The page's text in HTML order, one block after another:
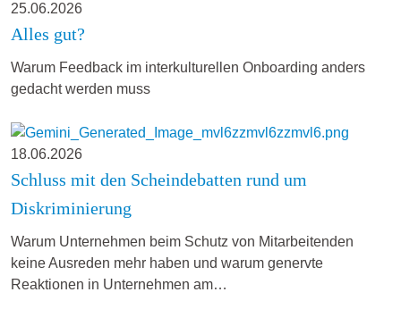
25.06.2026
Alles gut?
Warum Feedback im interkulturellen Onboarding anders
gedacht werden muss
18.06.2026
Schluss mit den Scheindebatten rund um
Diskriminierung
Warum Unternehmen beim Schutz von Mitarbeitenden
keine Ausreden mehr haben und warum genervte
Reaktionen in Unternehmen am…